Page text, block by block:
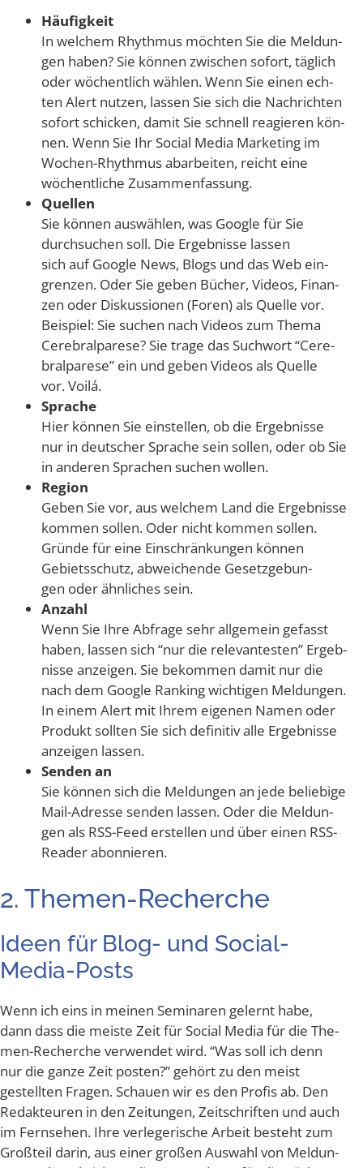
Häu­fig­keit
In wel­chem Rhyth­mus möch­ten Sie die Mel­dun­
gen haben? Sie kön­nen zwi­schen sofort, täg­lich
oder wöchent­lich wäh­len. Wenn Sie einen ech­
ten Alert nut­zen, las­sen Sie sich die Nach­rich­ten
sofort schi­cken, damit Sie schnell reagie­ren kön­
nen. Wenn Sie Ihr Social Media Mar­ke­ting im
Wochen-Rhyth­mus abar­bei­ten, reicht eine
wöchent­li­che Zusammenfassung.
Quel­len
Sie kön­nen aus­wäh­len, was Goog­le für Sie
durch­su­chen soll. Die Ergeb­nis­se las­sen
sich auf Goog­le News, Blogs und das Web ein­
gren­zen. Oder Sie geben Bücher, Vide­os, Finan­
zen oder Dis­kus­sio­nen (Foren) als Quel­le vor.
Bei­spiel: Sie suchen nach Vide­os zum The­ma
Cere­bral­pa­re­se? Sie tra­ge das Such­wort “Cere­
bral­pa­re­se” ein und geben Vide­os als Quel­le
vor. Voilá.
Spra­che
Hier kön­nen Sie ein­stel­len, ob die Ergeb­nis­se
nur in deut­scher Spra­che sein sol­len, oder ob Sie
in ande­ren Spra­chen suchen wollen.
Regi­on
Geben Sie vor, aus wel­chem Land die Ergeb­nis­se
kom­men sol­len. Oder nicht kom­men sol­len.
Grün­de für eine Ein­schrän­kun­gen kön­nen
Gebiets­schutz, abwei­chen­de Gesetz­ge­bun­
gen oder ähn­li­ches sein.
Anzahl
Wenn Sie Ihre Abfra­ge sehr all­ge­mein gefasst
haben, las­sen sich “nur die rele­van­tes­ten” Ergeb­
nis­se anzei­gen. Sie bekom­men damit nur die
nach dem Goog­le Ran­king wich­ti­gen Mel­dun­gen.
In einem Alert mit Ihrem eige­nen Namen oder
Pro­dukt soll­ten Sie sich defi­ni­tiv alle Ergeb­nis­se
anzei­gen lassen.
Sen­den an
Sie kön­nen sich die Mel­dun­gen an jede belie­bi­ge
Mail-Adres­se sen­den las­sen. Oder die Mel­dun­
gen als RSS-Feed erstel­len und über einen RSS-
Rea­der abonnieren.
2. The­men-Recher­che
Ideen für Blog- und Social-
Media-Posts
Wenn ich eins in mei­nen Semi­na­ren gelernt habe,
dann dass die meis­te Zeit für Social Media für die The­
men-Recher­che ver­wen­det wird. “Was soll ich denn
nur die gan­ze Zeit pos­ten?” gehört zu den meist
gestell­ten Fra­gen. Schau­en wir es den Pro­fis ab. Den
Redak­teu­ren in den Zei­tun­gen, Zeit­schrif­ten und auch
im Fern­se­hen. Ihre ver­le­ge­ri­sche Arbeit besteht zum
Groß­teil dar­in, aus einer gro­ßen Aus­wahl von Mel­dun­